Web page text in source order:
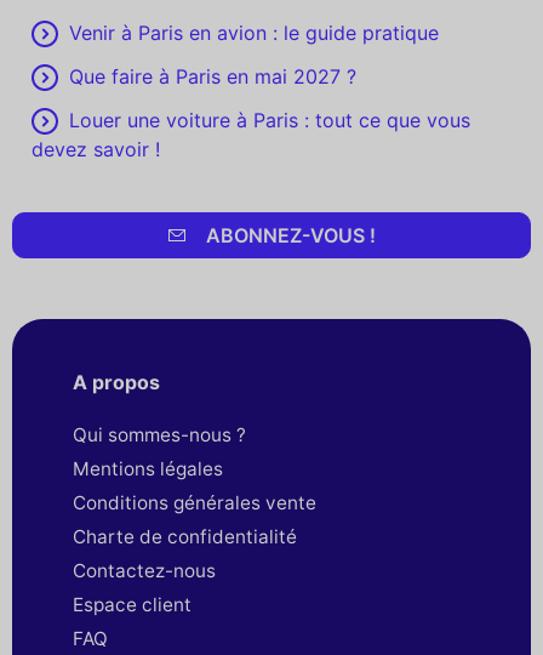
Venir à Paris en avion : le guide pratique
Que faire à Paris en mai 2027 ?
Louer une voiture à Paris : tout ce que vous
devez savoir !
ABONNEZ-VOUS !
A propos
Qui sommes-nous ?
Mentions légales
Conditions générales vente
Charte de confidentialité
Contactez-nous
Espace client
FAQ